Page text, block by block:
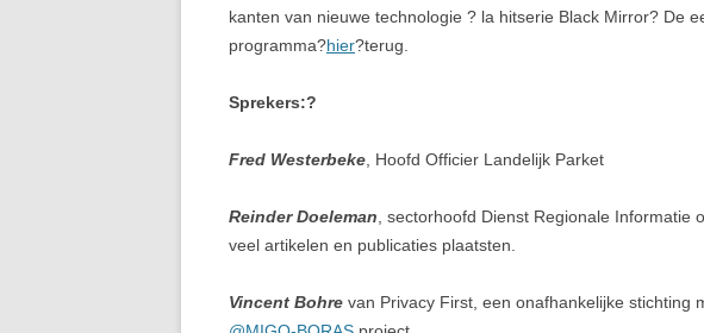
kanten van nieuwe technologie ? la hitserie Black Mirror? De
programma?hier?terug.
Sprekers:?
Fred Westerbeke , Hoofd Officier Landelijk Parket
Reinder Doeleman , sectorhoofd Dienst Regionale Informatie
veel artikelen en publicaties plaatsten.
Vincent Bohre van Privacy First, een onafhankelijke stichting